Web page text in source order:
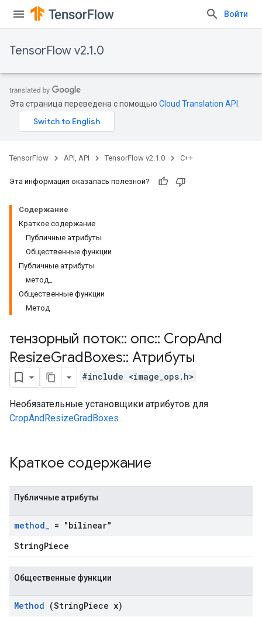
Войти
TensorFlow v2.1.0
Эта страница переведена с помощью Cloud Translation API
TensorFlow API, API TensorFlow v2.1.0 C++
Эта информация оказалась полезной?
Содержание
Краткое содержание
Публичные атрибуты
Общественные функции
Публичные атрибуты
метод_
Общественные функции
Метод
тензорный поток:: опс:: CropAnd
ResizeGradBoxes:: Атрибуты
#include <image_ops.h>
Необязательные установщики атрибутов для
CropAndResizeGradBoxes .
Краткое содержание
Публичные атрибуты
method_ = "bilinear"
StringPiece
Общественные функции
Method (StringPiece x)